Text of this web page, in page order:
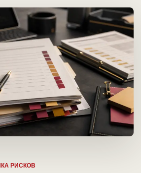
РИСКОВ